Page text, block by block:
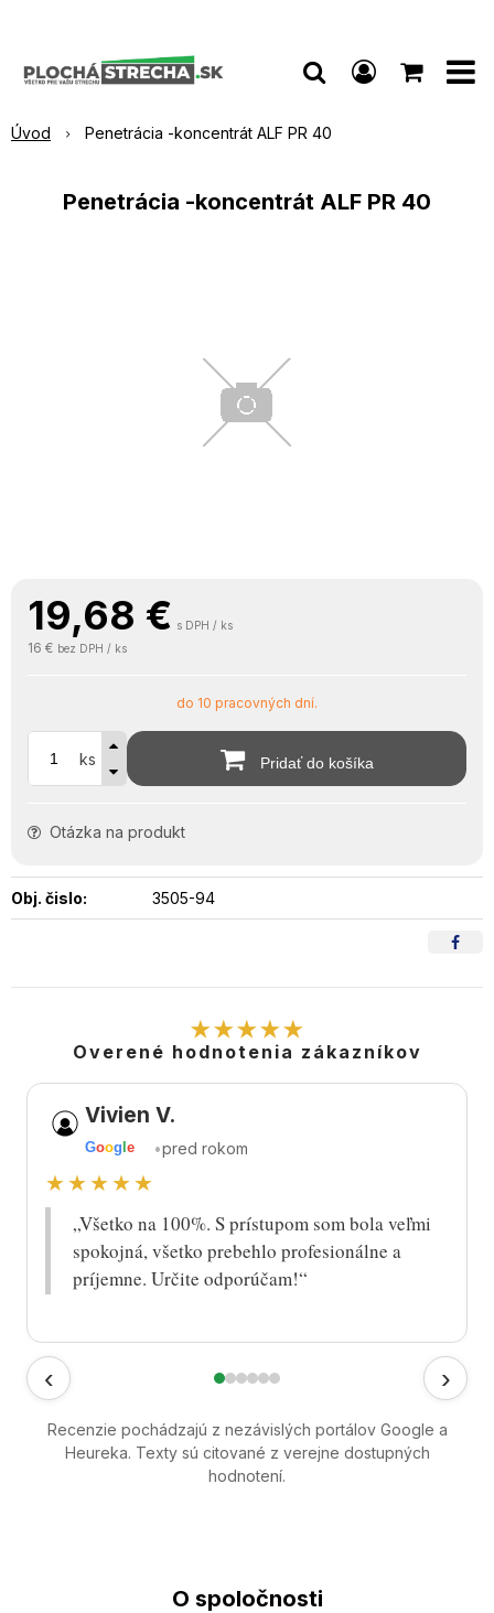
Úvod Penetrácia -koncentrát ALF PR 40
Penetrácia -koncentrát ALF PR 40
19,68 € s DPH / ks
16 € bez DPH / ks
do 10 pracovných dní.
ks Pridať do košíka
Otázka na produkt
Obj. čislo: 3505-94
★★★★★
Overené hodnotenia zákazníkov
‹
Vivien V.
Goog le •pred rokom
★★★★★
„Všetko na 100%. S prístupom som bola veľmi
spokojná, všetko prebehlo profesionálne a
príjemne. Určite odporúčam!“
›
Recenzie pochádzajú z nezávislých portálov Google a
Heureka. Texty sú citované z verejne dostupných
hodnotení.
O spoločnosti